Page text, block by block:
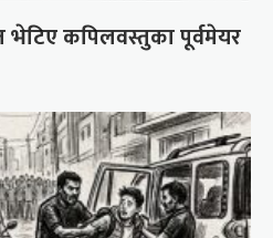
भेटिए कपिलवस्तुका पूर्वमेयर